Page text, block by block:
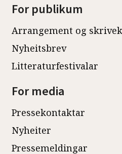
For publikum
Arrangement og
Nyheitsbrev
Litteraturfestivalar
For media
Pressekontaktar
Nyheiter
Pressemeldingar